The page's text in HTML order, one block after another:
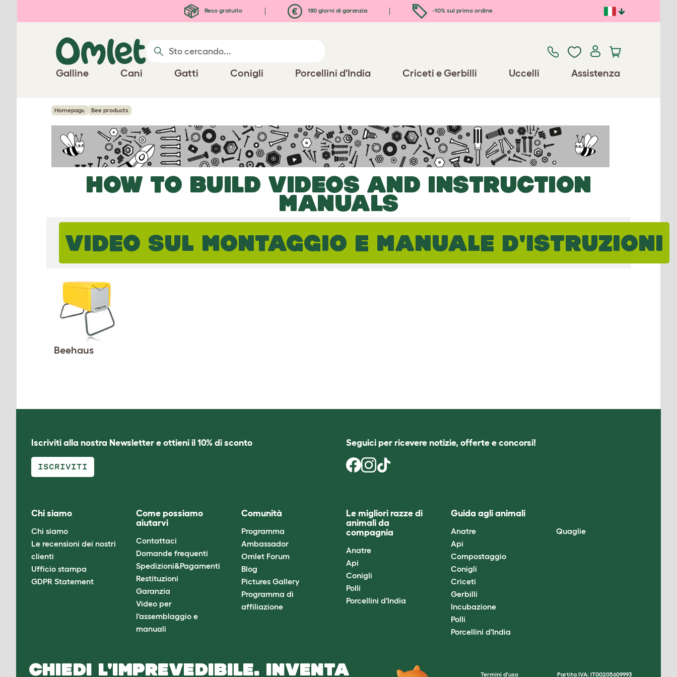
Reso gratuito 180 giorni di garanzia -10% sul primo ordine
Galline Cani Gatti Conigli Porcellini d'India Criceti e Gerbilli Uccelli Assistenza
Homepage Bee products
HOW TO BUILD VIDEOS AND INSTRUCTION
MANUALS
VIDEO SUL MONTAGGIO E MANUALE D'ISTRUZIONI
Beehaus
Iscriviti alla nostra Newsletter e ottieni il 10% di sconto
ISCRIVITI
Seguici per ricevere notizie, offerte e concorsi!
Chi siamo
Chi siamo
Le recensioni dei nostri
clienti
Ufficio stampa
GDPR Statement
Come possiamo
aiutarvi
Contattaci
Domande frequenti
Spedizioni&Pagamenti
Restituzioni
Garanzia
Video per
l'assemblaggio e
manuali
Comunità
Programma
Ambassador
Omlet Forum
Blog
Pictures Gallery
Programma di
affiliazione
Le migliori razze di
animali da
compagnia
Anatre
Api
Conigli
Polli
Porcellini d'India
Guida agli animali
Anatre
Api
Compostaggio
Conigli
Criceti
Gerbilli
Incubazione
Polli
Porcellini d'India
Quaglie
CHIEDI L'IMPREVEDIBILE. INVENTA Termini d'uso Partita IVA: IT00205609993